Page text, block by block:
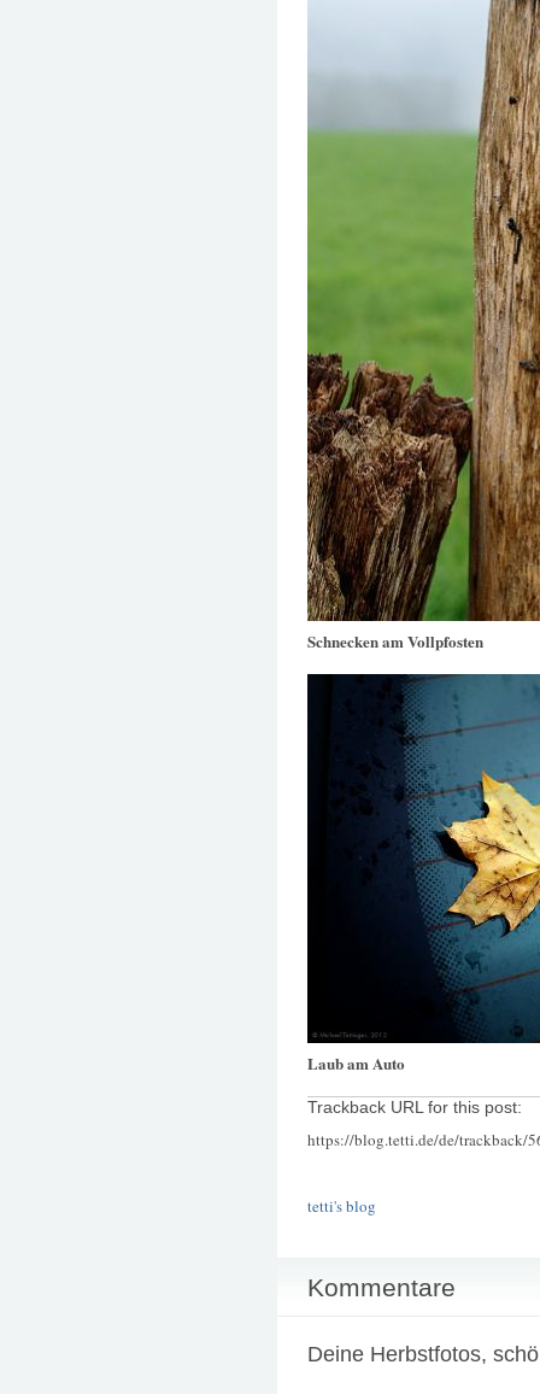
Schnecken am Vollpfosten
Laub am Auto
Trackback URL for this post:
https://blog.tetti.de/de/trackback/
tetti's blog
Kommentare
Deine Herbstfotos,